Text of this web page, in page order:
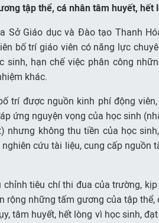
tập thể, cá nhân tâm huyết, hết
Sở Giáo dục và Đào tạo Thanh
bố trí giáo viên có năng lực
sinh, hạn chế việc phân công
khác.
trí được nguồn kinh phí động
ứng nguyện vọng của học sinh
nhưng không thu tiền của học
cứu tài liệu, cung cấp nguồn
chỉnh tiêu chí thi đua của trường,
rộng những tấm gương của tập thể,
tâm huyết, hết lòng vì học sinh,